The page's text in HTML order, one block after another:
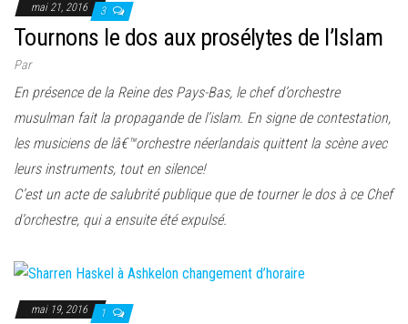
mai 21, 2016 3
Tournons le dos aux prosélytes de l’Islam
Par
En présence de la Reine des Pays-Bas, le chef d’orchestre
musulman fait la propagande de l’islam. En signe de contestation,
les musiciens de lâ€™orchestre néerlandais quittent la scène avec
leurs instruments, tout en silence!
C’est un acte de salubrité publique que de tourner le dos à ce Chef
d’orchestre, qui a ensuite été expulsé.
mai 19, 2016 1